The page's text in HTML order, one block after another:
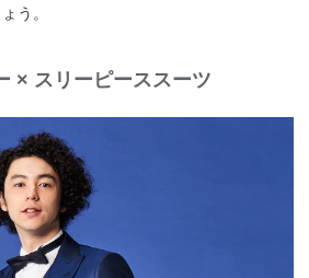
う。
× スリーピーススーツ